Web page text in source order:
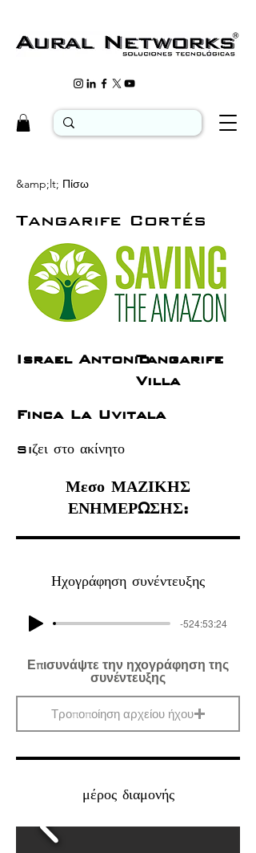
&amp;lt; Πίσω
Tangarife Cortés
Israel AntonioTangarife
Villa
Finca La Uvitala
Siζει στο ακίνητο
Μεσο ΜΑΖΙΚΗΣ
ΕΝΗΜΕΡΩΣΗΣ:
Ηχογράφηση συνέντευξης
-524:53:24
Επισυνάψτε την ηχογράφηση της
συνέντευξης
Τροποποίηση αρχείου ήχου
μέρος διαμονής